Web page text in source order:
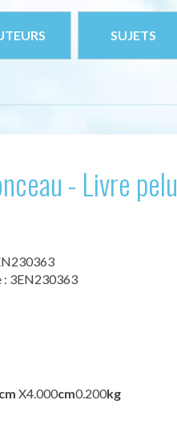
SUJETS
- Livre
: 3EN230363
cm X4.000cm0.200kg